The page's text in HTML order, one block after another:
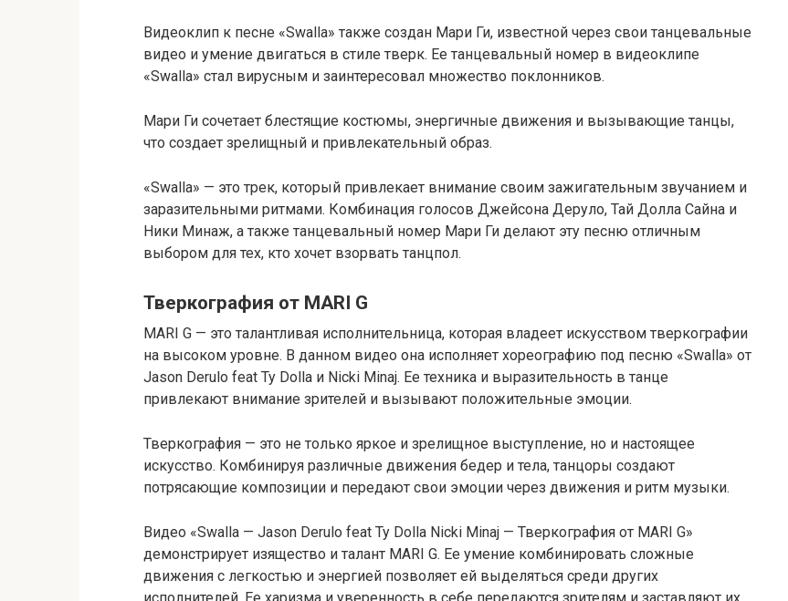
Видеоклип к песне «Swalla» также создан Мари Ги, известной через свои танцевальные
видео и умение двигаться в стиле тверк. Ее танцевальный номер в видеоклипе
«Swalla» стал вирусным и заинтересовал множество поклонников.
Мари Ги сочетает блестящие костюмы, энергичные движения и вызывающие танцы,
что создает зрелищный и привлекательный образ.
«Swalla» — это трек, который привлекает внимание своим зажигательным звучанием и
заразительными ритмами. Комбинация голосов Джейсона Деруло, Тай Долла Сайна и
Ники Минаж, а также танцевальный номер Мари Ги делают эту песню отличным
выбором для тех, кто хочет взорвать танцпол.
Тверкография от MARI G
MARI G — это талантливая исполнительница, которая владеет искусством тверкографии
на высоком уровне. В данном видео она исполняет хореографию под песню «Swalla» от
Jason Derulo feat Ty Dolla и Nicki Minaj. Ее техника и выразительность в танце
привлекают внимание зрителей и вызывают положительные эмоции.
Тверкография — это не только яркое и зрелищное выступление, но и настоящее
искусство. Комбинируя различные движения бедер и тела, танцоры создают
потрясающие композиции и передают свои эмоции через движения и ритм музыки.
Видео «Swalla — Jason Derulo feat Ty Dolla Nicki Minaj — Тверкография от MARI G»
демонстрирует изящество и талант MARI G. Ее умение комбинировать сложные
движения с легкостью и энергией позволяет ей выделяться среди других
исполнителей. Ее харизма и уверенность в себе передаются зрителям и заставляют их